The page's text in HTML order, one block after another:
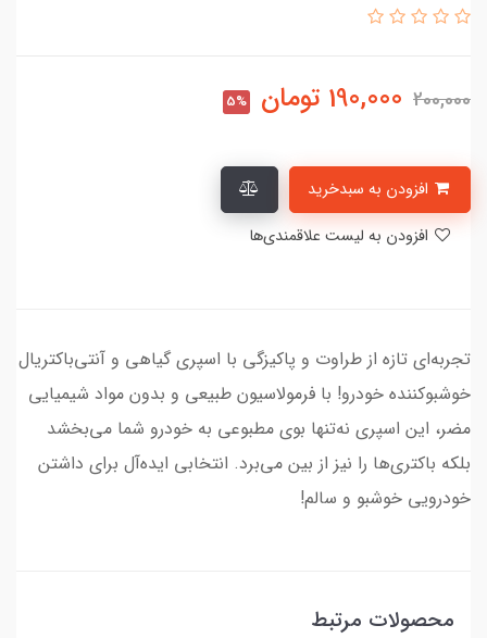
200,000
190,000 تومان 5%
تجربه‌ای تازه از طراوت و پاکیزگی با اسپری گیاهی و آنتی‌باکتریال
خوشبوکننده خودرو! با فرمولاسیون طبیعی و بدون مواد شیمیایی
مضر، این اسپری نه‌تنها بوی مطبوعی به خودرو شما می‌بخشد
بلکه باکتری‌ها را نیز از بین می‌برد. انتخابی ایده‌آل برای داشتن
خودرویی خوشبو و سالم!
محصولات مرتبط